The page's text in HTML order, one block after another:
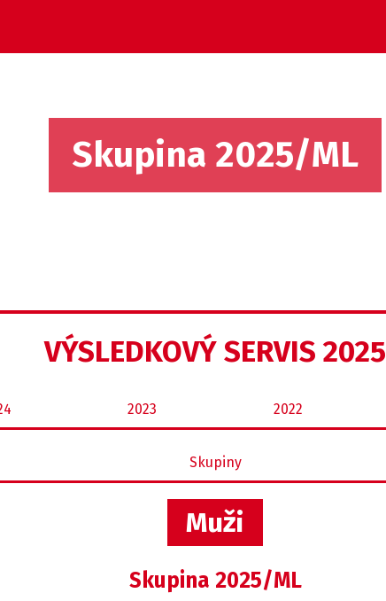
Skupina 2025/ML
VÝSLEDKOVÝ SERVIS 2025
2023 2022
Skupiny
Muži
Skupina 2025/ML